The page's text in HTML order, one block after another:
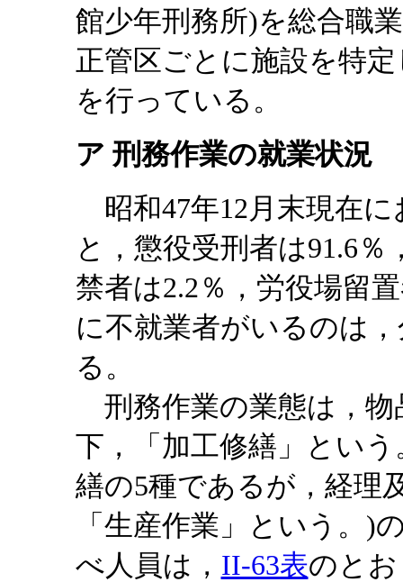
館少年刑務所)を総合職
正管区ごとに施設を特
を行っている。
ア 刑務作業の就業状況
昭和47年12月末現在
と，懲役受刑者は91.6％
禁者は2.2％，労役場留
に不就業者がいるのは
る。
刑務作業の業態は，物
下，「加工修繕」とい
繕の5種であるが，経理
「生産作業」という。)
べ人員は， II-63表のと